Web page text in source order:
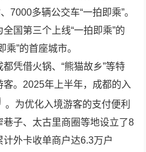
7000多辆公交车“一拍即乘”。
国第三个上线“一拍即乘”的
”的首座城市。
凭借火锅、“熊猫故乡”等特
。2025年上半年，成都的入
。为优化入境游客的支付便利
子、太古里商圈等地设立了8
外卡收单商户达6.3万户